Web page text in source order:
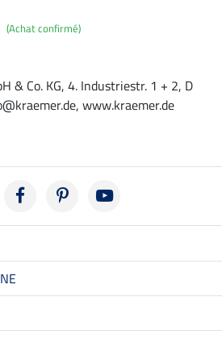
(Achat confirmé)
& Co. KG, 4. Industriestr. 1 + 2, D
www.kraemer.de